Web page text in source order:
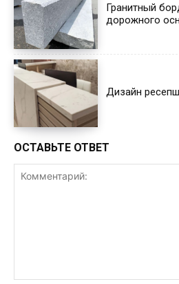
Гранитный
дорожного
Дизайн
ОСТАВЬТЕ ОТВЕТ